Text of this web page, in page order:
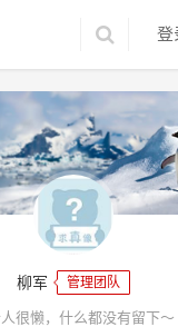
登
柳军 管理团队
很懒，什么都没有留下～